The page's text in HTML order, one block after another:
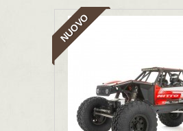
NUOVO